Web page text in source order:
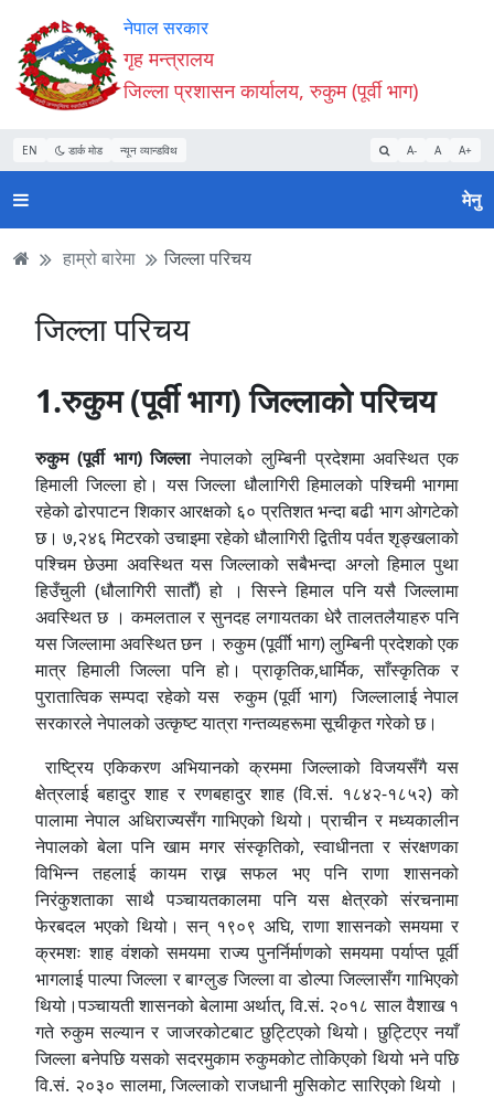
Accessibility
Mode
सुरु
गर्नुहोस्
सामाग्री
पढ्नुहाेस्
नेभिगेसन
पढ्नुहाेस्
वेबसाइट
खोजमा
जानुहोस्
नेपाल सरकार
गृह मन्त्रालय
जिल्ला प्रशासन कार्यालय, रुकुम (पूर्वी भाग)
EN डार्क मोड न्यून व्यान्डविथ A- A A+
मेनु
हाम्रो बारेमा जिल्ला परिचय
जिल्ला परिचय
1.रुकुम (पूर्वी भाग) जिल्लाको परिचय
रुकुम (पूर्वी भाग) जिल्लानेपालको लुम्बिनी प्रदेशमा अवस्थित एक
हिमाली जिल्ला हो। यस जिल्ला धौलागिरी हिमालको पश्चिमी भागमा
रहेकोढोरपाटन शिकार आरक्षको ६० प्रतिशत भन्दा बढी भाग ओगटेको
छ। ७,२४६ मिटरको उचाइमा रहेकोधौलागिरी द्वितीय पर्वत शृङ्खलाको
पश्चिम छेउमा अवस्थित यस जिल्लाको सबैभन्दा अग्लो हिमाल पुथा
हिउँचुली (धौलागिरी सातौँ) हो । सिस्ने हिमाल पनि यसै जिल्लामा
अवस्थित छ । कमलताल र सुनदह लगायतका धेरै तालतलैयाहरु पनि
यस जिल्लामा अवस्थित छन । रुकुम (पूर्वीो भाग)लुम्बिनी प्रदेशको एक
मात्र हिमाली जिल्ला पनि हो। प्राकृतिक,धार्मिक, साँस्कृतिक र
पुरातात्विक सम्पदा रहेको यस रुकुम (पूर्वी भाग) जिल्लालाईनेपाल
सरकारले नेपालको उत्कृष्ट यात्रा गन्तव्यहरूमा सूचीकृत गरेको छ।
राष्ट्रिय एकिकरण अभियानको क्रममा जिल्लाको विजयसँगै यस
क्षेत्रलाईबहादुर शाह ररणबहादुर शाह (वि.सं. १८४२-१८५२) को
पालामानेपाल अधिराज्यसँग गाभिएको थियो। प्राचीन र मध्यकालीन
नेपालको बेला पनि खाम मगर संस्कृतिको, स्वाधीनता र संरक्षणका
विभिन्न तहलाई कायम राख्न सफल भए पनिराणा शासनको
निरंकुशताका साथैपञ्चायतकालमा पनि यस क्षेत्रको संरचनामा
फेरबदल भएको थियो। सन् १९०९ अघि, राणा शासनको समयमा र
क्रमशःशाह वंशको समयमा राज्य पुनर्निर्माणको समयमा पर्याप्त पूर्वी
भागलाई पाल्पा जिल्ला रबाग्लुङ जिल्लावाडोल्पा जिल्लासँग गाभिएको
थियो।पञ्चायती शासनको बेलामा अर्थात्, वि.सं. २०१८ साल वैशाख १
गते रुकुमसल्यानरजाजरकोटबाट छुट्टिएको थियो। छुट्टिएर नयाँ
जिल्ला बनेपछि यसको सदरमुकाम रुकुमकोट तोकिएको थियो भने पछि
वि.सं. २०३० सालमा, जिल्लाको राजधानीमुसिकोटसारिएको थियो ।